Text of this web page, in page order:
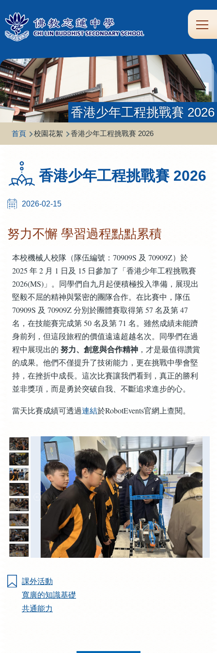
Main
生
涯
劃
家
校
作
校
友
圖
書
園
道
香港少年工程挑戰賽 2026
導
航
連
結
首頁 校園花絮 香港少年工程挑戰賽 2026
香港少年工程挑戰賽 2026
2026-02-15
努力不懈 學習過程點點累積
本校機械人校隊（隊伍編號：70909S 及 70909Z）於
2025 年 2 月 1 日及 15 日參加了「香港少年工程挑戰賽
2026(MS)」。同學們自九月起便積極投入準備，展現出
堅毅不屈的精神與緊密的團隊合作。在比賽中，隊伍
70909S 及 70909Z 分別於團體賽取得第 57 名及第 47
名，在技能賽完成第 50 名及第 71 名。雖然成績未能躋
身前列，但這段旅程的價值遠遠超越名次。同學們在過
程中展現出的努力、創意與合作精神 ，才是最值得讚賞
的成果。他們不僅提升了技術能力，更在挑戰中學會堅
持，在挫折中成長。這次比賽讓我們看到，真正的勝利
並非獎項，而是勇於突破自我、不斷追求進步的心。
當天比賽成績可透過連結於RobotEvents官網上查閱。
課外活動
寬廣的知識基礎
共通能力